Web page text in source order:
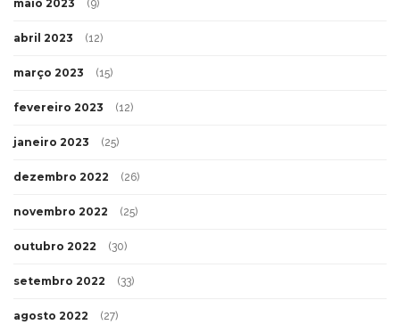
maio 2023 (9)
abril 2023 (12)
março 2023 (15)
fevereiro 2023 (12)
janeiro 2023 (25)
dezembro 2022 (26)
novembro 2022 (25)
outubro 2022 (30)
setembro 2022 (33)
agosto 2022 (27)